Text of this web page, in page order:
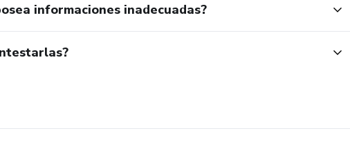
informaciones inadecuadas?